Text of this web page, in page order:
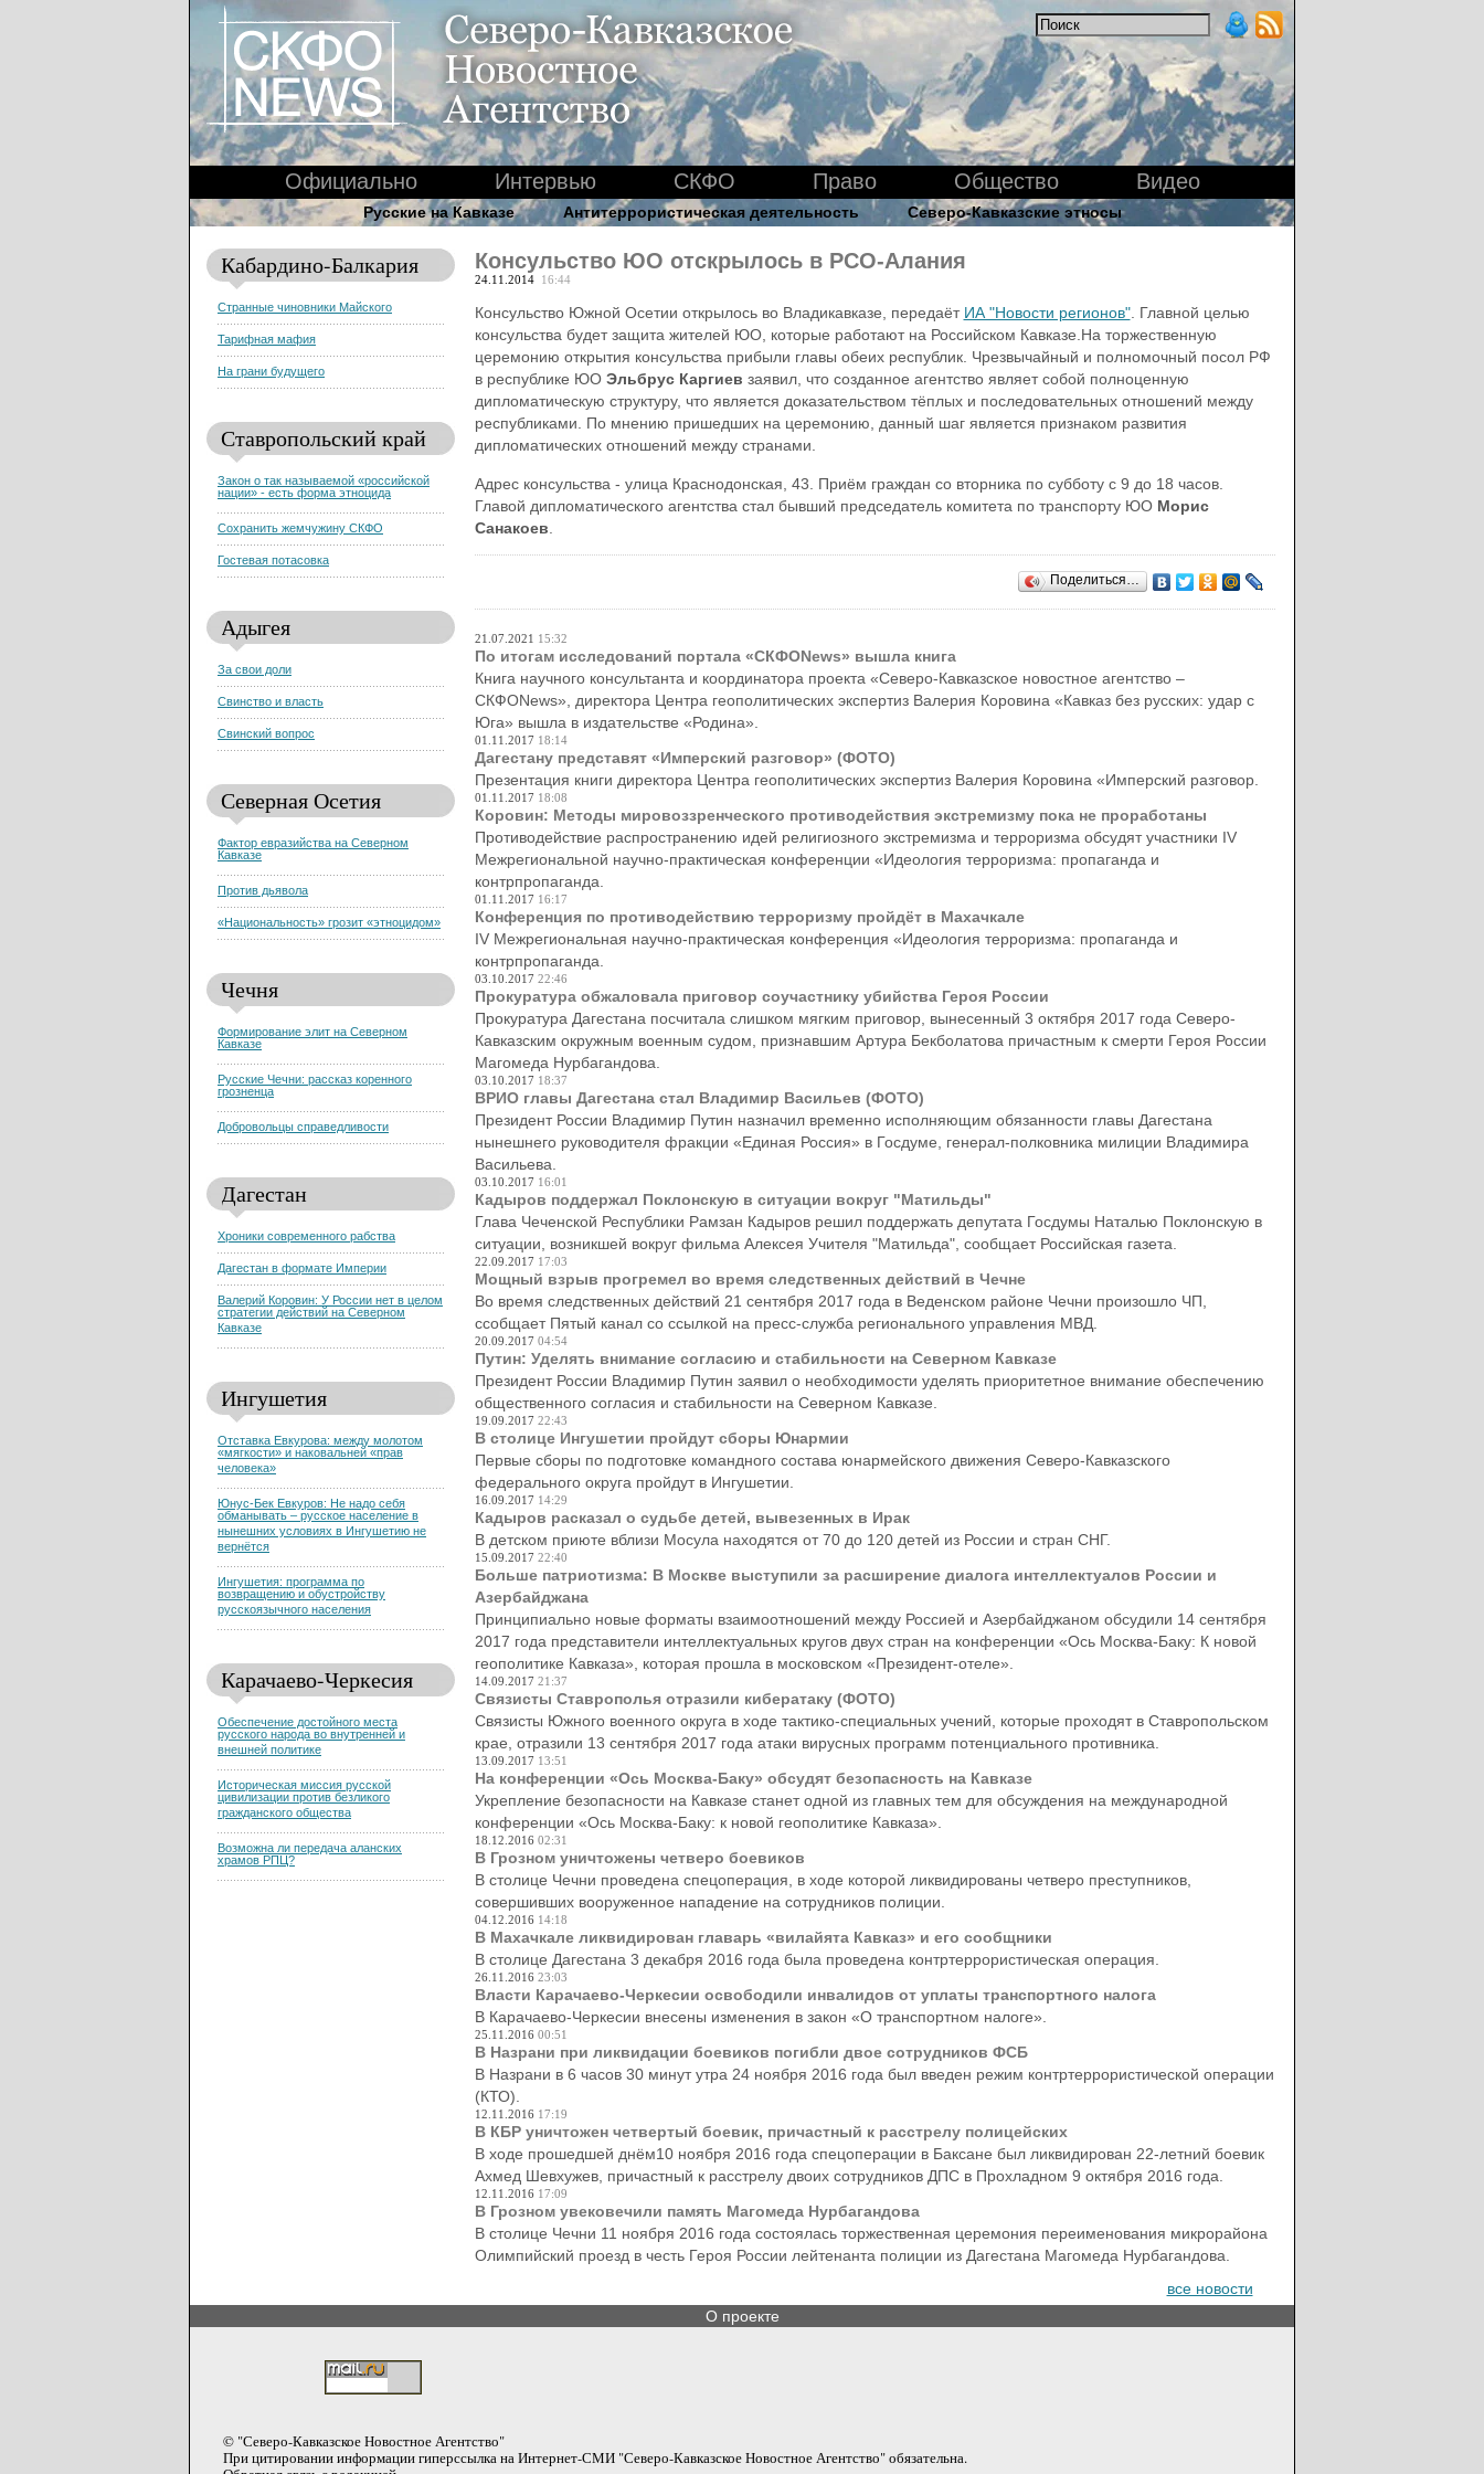
Официально Интервью СКФО Право Общество Видео
Русские на Кавказе Антитеррористическая деятельность Северо-Кавказские этносы
Кабардино-Балкария
Странные чиновники Майского
Тарифная мафия
На грани будущего
Ставропольский край
Закон о так называемой «российской
нации» - есть форма этноцида
Сохранить жемчужину СКФО
Гостевая потасовка
Адыгея
За свои доли
Свинство и власть
Свинский вопрос
Северная Осетия
Фактор евразийства на Северном
Кавказе
Против дьявола
«Национальность» грозит «этноцидом»
Чечня
Формирование элит на Северном
Кавказе
Русские Чечни: рассказ коренного
грозненца
Добровольцы справедливости
Дагестан
Хроники современного рабства
Дагестан в формате Империи
Валерий Коровин: У России нет в целом
стратегии действий на Северном
Кавказе
Ингушетия
Отставка Евкурова: между молотом
«мягкости» и наковальней «прав
человека»
Юнус-Бек Евкуров: Не надо себя
обманывать – русское население в
нынешних условиях в Ингушетию не
вернётся
Ингушетия: программа по
возвращению и обустройству
русскоязычного населения
Карачаево-Черкесия
Обеспечение достойного места
русского народа во внутренней и
внешней политике
Историческая миссия русской
цивилизации против безликого
гражданского общества
Возможна ли передача аланских
храмов РПЦ?
Консульство ЮО отскрылось в РСО-Алания
24.11.2014 16:44
Консульство Южной Осетии открылось во Владикавказе, передаёт ИА "Новости регионов". Главной целью
консульства будет защита жителей ЮО, которые работают на Российском Кавказе.На торжественную
церемонию открытия консульства прибыли главы обеих республик. Чрезвычайный и полномочный посол РФ
в республике ЮО Эльбрус Каргиев заявил, что созданное агентство являет собой полноценную
дипломатическую структуру, что является доказательством тёплых и последовательных отношений между
республиками. По мнению пришедших на церемонию, данный шаг является признаком развития
дипломатических отношений между странами.
Адрес консульства - улица Краснодонская, 43. Приём граждан со вторника по субботу с 9 до 18 часов.
Главой дипломатического агентства стал бывший председатель комитета по транспорту ЮО Морис
Санакоев
Поделиться…
21.07.2021 15:32
По итогам исследований портала «СКФОNews» вышла книга
Книга научного консультанта и координатора проекта «Северо-Кавказское новостное агентство –
СКФОNews», директора Центра геополитических экспертиз Валерия Коровина «Кавказ без русских: удар с
Юга» вышла в издательстве «Родина».
01.11.2017 18:14
Дагестану представят «Имперский разговор» (ФОТО)
Презентация книги директора Центра геополитических экспертиз Валерия Коровина «Имперский разговор.
01.11.2017 18:08
Коровин: Методы мировоззренческого противодействия экстремизму пока не проработаны
Противодействие распространению идей религиозного экстремизма и терроризма обсудят участники IV
Межрегиональной научно-практическая конференции «Идеология терроризма: пропаганда и
контрпропаганда.
01.11.2017 16:17
Конференция по противодействию терроризму пройдёт в Махачкале
IV Межрегиональная научно-практическая конференция «Идеология терроризма: пропаганда и
контрпропаганда.
03.10.2017 22:46
Прокуратура обжаловала приговор соучастнику убийства Героя России
Прокуратура Дагестана посчитала слишком мягким приговор, вынесенный 3 октября 2017 года Северо-
Кавказским окружным военным судом, признавшим Артура Бекболатова причастным к смерти Героя России
Магомеда Нурбагандова.
03.10.2017 18:37
ВРИО главы Дагестана стал Владимир Васильев (ФОТО)
Президент России Владимир Путин назначил временно исполняющим обязанности главы Дагестана
нынешнего руководителя фракции «Единая Россия» в Госдуме, генерал-полковника милиции Владимира
Васильева.
03.10.2017 16:01
Кадыров поддержал Поклонскую в ситуации вокруг "Матильды"
Глава Чеченской Республики Рамзан Кадыров решил поддержать депутата Госдумы Наталью Поклонскую в
ситуации, возникшей вокруг фильма Алексея Учителя "Матильда", сообщает Российская газета.
22.09.2017 17:03
Мощный взрыв прогремел во время следственных действий в Чечне
Во время следственных действий 21 сентября 2017 года в Веденском районе Чечни произошло ЧП,
ссобщает Пятый канал со ссылкой на пресс-служба регионального управления МВД.
20.09.2017 04:54
Путин: Уделять внимание согласию и стабильности на Северном Кавказе
Президент России Владимир Путин заявил о необходимости уделять приоритетное внимание обеспечению
общественного согласия и стабильности на Северном Кавказе.
19.09.2017 22:43
В столице Ингушетии пройдут сборы Юнармии
Первые сборы по подготовке командного состава юнармейского движения Северо-Кавказского
федерального округа пройдут в Ингушетии.
16.09.2017 14:29
Кадыров расказал о судьбе детей, вывезенных в Ирак
В детском приюте вблизи Мосула находятся от 70 до 120 детей из России и стран СНГ.
15.09.2017 22:40
Больше патриотизма: В Москве выступили за расширение диалога интеллектуалов России и
Азербайджана
Принципиально новые форматы взаимоотношений между Россией и Азербайджаном обсудили 14 сентября
2017 года представители интеллектуальных кругов двух стран на конференции «Ось Москва-Баку: К новой
геополитике Кавказа», которая прошла в московском «Президент-отеле».
14.09.2017 21:37
Связисты Ставрополья отразили кибератаку (ФОТО)
Связисты Южного военного округа в ходе тактико-специальных учений, которые проходят в Ставропольском
крае, отразили 13 сентября 2017 года атаки вирусных программ потенциального противника.
13.09.2017 13:51
На конференции «Ось Москва-Баку» обсудят безопасность на Кавказе
Укрепление безопасности на Кавказе станет одной из главных тем для обсуждения на международной
конференции «Ось Москва-Баку: к новой геополитике Кавказа».
18.12.2016 02:31
В Грозном уничтожены четверо боевиков
В столице Чечни проведена спецоперация, в ходе которой ликвидированы четверо преступников,
совершивших вооруженное нападение на сотрудников полиции.
04.12.2016 14:18
В Махачкале ликвидирован главарь «вилайята Кавказ» и его сообщники
В столице Дагестана 3 декабря 2016 года была проведена контртеррористическая операция.
26.11.2016 23:03
Власти Карачаево-Черкесии освободили инвалидов от уплаты транспортного налога
В Карачаево-Черкесии внесены изменения в закон «О транспортном налоге».
25.11.2016 00:51
В Назрани при ликвидации боевиков погибли двое сотрудников ФСБ
В Назрани в 6 часов 30 минут утра 24 ноября 2016 года был введен режим контртеррористической операции
(КТО).
12.11.2016 17:19
В КБР уничтожен четвертый боевик, причастный к расстрелу полицейских
В ходе прошедшей днём10 ноября 2016 года спецоперации в Баксане был ликвидирован 22-летний боевик
Ахмед Шевхужев, причастный к расстрелу двоих сотрудников ДПС в Прохладном 9 октября 2016 года.
12.11.2016 17:09
В Грозном увековечили память Магомеда Нурбагандова
В столице Чечни 11 ноября 2016 года состоялась торжественная церемония переименования микрорайона
Олимпийский проезд в честь Героя России лейтенанта полиции из Дагестана Магомеда Нурбагандова.
все новости
О проекте
© "Северо-Кавказское Новостное Агентство"
При цитировании информации гиперссылка на Интернет-СМИ "Северо-Кавказское Новостное Агентство" обязательна.